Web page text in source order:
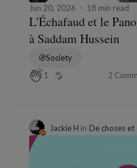
Jun 20, 2026 18 min read
L'Échafaud et le
à Saddam Hussein
Society
1
2
Jackie H in De choses et